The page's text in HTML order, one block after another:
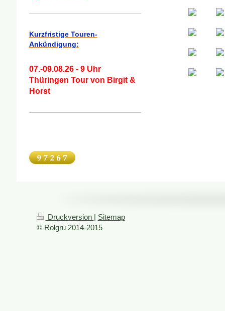
Kurzfristige Touren-
Ankündigung:
07.-09.08.26 - 9 Uhr
Thüringen Tour von Birgit &
Horst
Druckversion | Sitemap
© Rolgru 2014-2015